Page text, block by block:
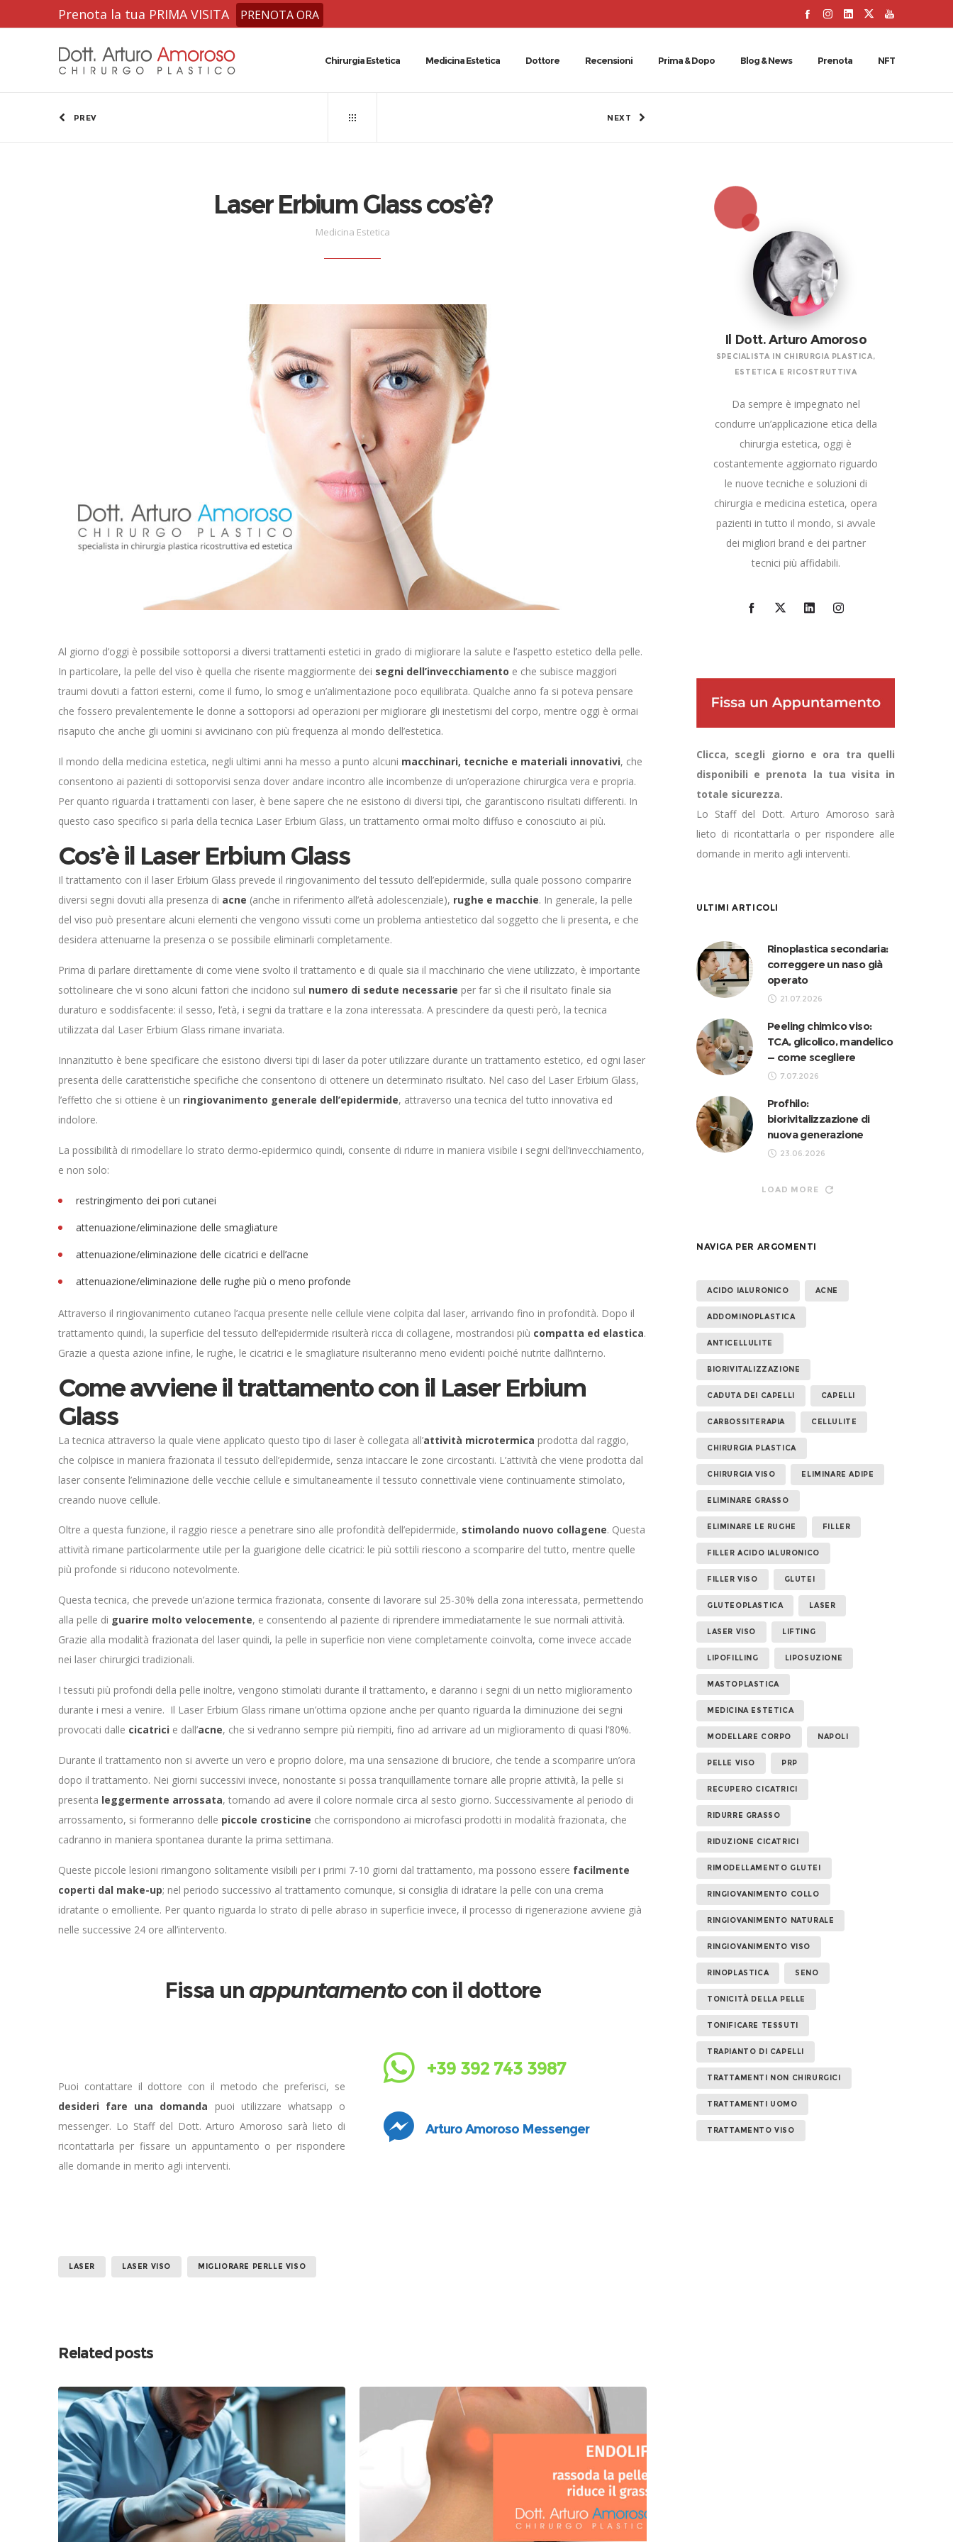
Prenota la tua PRIMA VISITA PRENOTA ORA
Chirurgia Estetica Medicina Estetica Dottore Recensioni Prima & Dopo Blog & News Prenota NFT
PREV NEXT
Laser Erbium Glass cos’è?
Medicina Estetica
Al giorno d’oggi è possibile sottoporsi a diversi trattamenti estetici in grado di migliorare la salute e l’aspetto estetico della pelle.
In particolare, la pelle del viso è quella che risente maggiormente dei segni dell’invecchiamento e che subisce maggiori
traumi dovuti a fattori esterni, come il fumo, lo smog e un’alimentazione poco equilibrata. Qualche anno fa si poteva pensare
che fossero prevalentemente le donne a sottoporsi ad operazioni per migliorare gli inestetismi del corpo, mentre oggi è ormai
risaputo che anche gli uomini si avvicinano con più frequenza al mondo dell’estetica.
Il mondo della medicina estetica, negli ultimi anni ha messo a punto alcuni macchinari, tecniche e materiali innovativi, che
consentono ai pazienti di sottoporvisi senza dover andare incontro alle incombenze di un’operazione chirurgica vera e propria.
Per quanto riguarda i trattamenti con laser, è bene sapere che ne esistono di diversi tipi, che garantiscono risultati differenti. In
questo caso specifico si parla della tecnica Laser Erbium Glass, un trattamento ormai molto diffuso e conosciuto ai più.
Cos’è il Laser Erbium Glass
Il trattamento con il laser Erbium Glass prevede il ringiovanimento del tessuto dell’epidermide, sulla quale possono comparire
diversi segni dovuti alla presenza di acne (anche in riferimento all’età adolescenziale), rughe e macchie. In generale, la pelle
del viso può presentare alcuni elementi che vengono vissuti come un problema antiestetico dal soggetto che li presenta, e che
desidera attenuarne la presenza o se possibile eliminarli completamente.
Prima di parlare direttamente di come viene svolto il trattamento e di quale sia il macchinario che viene utilizzato, è importante
sottolineare che vi sono alcuni fattori che incidono sul numero di sedute necessarie per far sì che il risultato finale sia
duraturo e soddisfacente: il sesso, l’età, i segni da trattare e la zona interessata. A prescindere da questi però, la tecnica
utilizzata dal Laser Erbium Glass rimane invariata.
Innanzitutto è bene specificare che esistono diversi tipi di laser da poter utilizzare durante un trattamento estetico, ed ogni laser
presenta delle caratteristiche specifiche che consentono di ottenere un determinato risultato. Nel caso del Laser Erbium Glass,
l’effetto che si ottiene è un ringiovanimento generale dell’epidermide, attraverso una tecnica del tutto innovativa ed
indolore.
La possibilità di rimodellare lo strato dermo-epidermico quindi, consente di ridurre in maniera visibile i segni dell’invecchiamento,
e non solo:
restringimento dei pori cutanei
attenuazione/eliminazione delle smagliature
attenuazione/eliminazione delle cicatrici e dell’acne
attenuazione/eliminazione delle rughe più o meno profonde
Attraverso il ringiovanimento cutaneo l’acqua presente nelle cellule viene colpita dal laser, arrivando fino in profondità. Dopo il
trattamento quindi, la superficie del tessuto dell’epidermide risulterà ricca di collagene, mostrandosi più compatta ed elastica.
Grazie a questa azione infine, le rughe, le cicatrici e le smagliature risulteranno meno evidenti poiché nutrite dall’interno.
Come avviene il trattamento con il Laser Erbium
Glass
La tecnica attraverso la quale viene applicato questo tipo di laser è collegata all’attività microtermica prodotta dal raggio,
che colpisce in maniera frazionata il tessuto dell’epidermide, senza intaccare le zone circostanti. L’attività che viene prodotta dal
laser consente l’eliminazione delle vecchie cellule e simultaneamente il tessuto connettivale viene continuamente stimolato,
creando nuove cellule.
Oltre a questa funzione, il raggio riesce a penetrare sino alle profondità dell’epidermide, stimolando nuovo collagene. Questa
attività rimane particolarmente utile per la guarigione delle cicatrici: le più sottili riescono a scomparire del tutto, mentre quelle
più profonde si riducono notevolmente.
Questa tecnica, che prevede un’azione termica frazionata, consente di lavorare sul 25-30% della zona interessata, permettendo
alla pelle di guarire molto velocemente, e consentendo al paziente di riprendere immediatamente le sue normali attività.
Grazie alla modalità frazionata del laser quindi, la pelle in superficie non viene completamente coinvolta, come invece accade
nei laser chirurgici tradizionali.
I tessuti più profondi della pelle inoltre, vengono stimolati durante il trattamento, e daranno i segni di un netto miglioramento
durante i mesi a venire. Il Laser Erbium Glass rimane un’ottima opzione anche per quanto riguarda la diminuzione dei segni
provocati dalle cicatrici e dall’acne, che si vedranno sempre più riempiti, fino ad arrivare ad un miglioramento di quasi l’80%.
Durante il trattamento non si avverte un vero e proprio dolore, ma una sensazione di bruciore, che tende a scomparire un’ora
dopo il trattamento. Nei giorni successivi invece, nonostante si possa tranquillamente tornare alle proprie attività, la pelle si
presenta leggermente arrossata, tornando ad avere il colore normale circa al sesto giorno. Successivamente al periodo di
arrossamento, si formeranno delle piccole crosticine che corrispondono ai microfasci prodotti in modalità frazionata, che
cadranno in maniera spontanea durante la prima settimana.
Queste piccole lesioni rimangono solitamente visibili per i primi 7-10 giorni dal trattamento, ma possono essere facilmente
coperti dal make-up; nel periodo successivo al trattamento comunque, si consiglia di idratare la pelle con una crema
idratante o emolliente. Per quanto riguarda lo strato di pelle abraso in superficie invece, il processo di rigenerazione avviene già
nelle successive 24 ore all’intervento.
Fissa un appuntamentocon il dottore
Puoi contattare il dottore con il metodo che preferisci, se
desideri fare una domanda puoi utilizzare whatsapp o
messenger. Lo Staff del Dott. Arturo Amoroso sarà lieto di
ricontattarla per fissare un appuntamento o per rispondere
alle domande in merito agli interventi.
+39 392 743 3987
Arturo Amoroso Messenger
LASER LASER VISO MIGLIORARE PERLLE VISO
Related posts
Il Dott. Arturo Amoroso
SPECIALISTA IN CHIRURGIA PLASTICA,
ESTETICA E RICOSTRUTTIVA
Da sempre è impegnato nel
condurre un’applicazione etica della
chirurgia estetica, oggi è
costantemente aggiornato riguardo
le nuove tecniche e soluzioni di
chirurgia e medicina estetica, opera
pazienti in tutto il mondo, si avvale
dei migliori brand e dei partner
tecnici più affidabili.
Clicca, scegli giorno e ora tra quelli
disponibili e prenota la tua visita in
totale sicurezza.
Lo Staff del Dott. Arturo Amoroso sarà
lieto di ricontattarla o per rispondere alle
domande in merito agli interventi.
ULTIMI ARTICOLI
Rinoplastica secondaria:
correggere un naso già
operato
21.07.2026
Peeling chimico viso:
TCA, glicolico, mandelico
— come scegliere
7.07.2026
Profhilo:
biorivitalizzazione di
nuova generazione
23.06.2026
LOAD MORE
NAVIGA PER ARGOMENTI
ACIDO IALURONICO ACNE
ADDOMINOPLASTICA
ANTICELLULITE
BIORIVITALIZZAZIONE
CADUTA DEI CAPELLI CAPELLI
CARBOSSITERAPIA CELLULITE
CHIRURGIA PLASTICA
CHIRURGIA VISO ELIMINARE ADIPE
ELIMINARE GRASSO
ELIMINARE LE RUGHE FILLER
FILLER ACIDO IALURONICO
FILLER VISO GLUTEI
GLUTEOPLASTICA LASER
LASER VISO LIFTING
LIPOFILLING LIPOSUZIONE
MASTOPLASTICA
MEDICINA ESTETICA
MODELLARE CORPO NAPOLI
PELLE VISO PRP
RECUPERO CICATRICI
RIDURRE GRASSO
RIDUZIONE CICATRICI
RIMODELLAMENTO GLUTEI
RINGIOVANIMENTO COLLO
RINGIOVANIMENTO NATURALE
RINGIOVANIMENTO VISO
RINOPLASTICA SENO
TONICITÀ DELLA PELLE
TONIFICARE TESSUTI
TRAPIANTO DI CAPELLI
TRATTAMENTI NON CHIRURGICI
TRATTAMENTI UOMO
TRATTAMENTO VISO